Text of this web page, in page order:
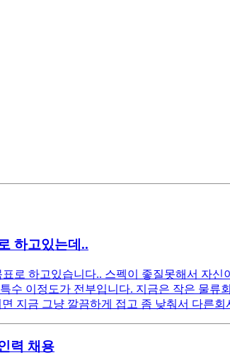
하고있는데..
로 하고있습니다.. 스펙이 좋질못해서 자
수 이정도가 전부입니다. 지금은 작은 물
지금 그냥 깔끔하게 접고 좀 낮춰서 다른
력 채용